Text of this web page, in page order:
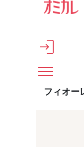
メインコンテンツへスキッ
フィオー